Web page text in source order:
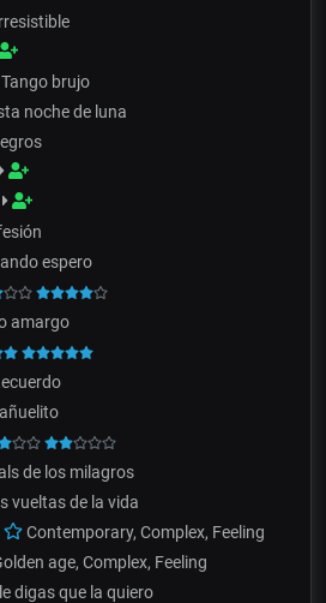
Tango brujo
noche de luna
espero
amargo
de los milagros
vueltas de la vida
Contemporary, Complex, Feeling
age, Complex, Feeling
digas que la quiero